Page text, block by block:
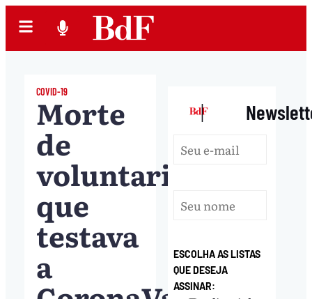
COVID-19
Morte
de
voluntario
que
testava
a
|
ESCOLHA AS LISTAS
QUE DESEJA
ASSINAR: